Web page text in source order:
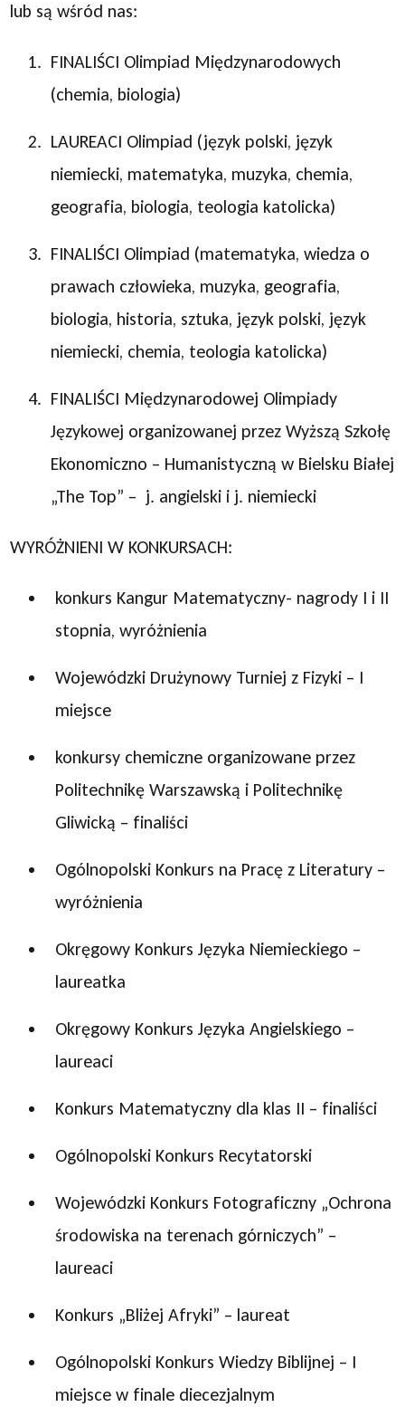
lub są wśród nas:
FINALIŚCI Olimpiad Międzynarodowych
(chemia, biologia)
LAUREACI Olimpiad (język polski, język
niemiecki, matematyka, muzyka, chemia,
geografia, biologia, teologia katolicka)
FINALIŚCI Olimpiad (matematyka, wiedza o
prawach człowieka, muzyka, geografia,
biologia, historia, sztuka, język polski, język
niemiecki, chemia, teologia katolicka)
FINALIŚCI Międzynarodowej Olimpiady
Językowej organizowanej przez Wyższą Szkołę
Ekonomiczno – Humanistyczną w Bielsku Białej
„The Top” – j. angielski i j. niemiecki
WYRÓŻNIENI W KONKURSACH:
konkurs Kangur Matematyczny- nagrody I i II
stopnia, wyróżnienia
Wojewódzki Drużynowy Turniej z Fizyki – I
miejsce
konkursy chemiczne organizowane przez
Politechnikę Warszawską i Politechnikę
Gliwicką – finaliści
Ogólnopolski Konkurs na Pracę z Literatury –
wyróżnienia
Okręgowy Konkurs Języka Niemieckiego –
laureatka
Okręgowy Konkurs Języka Angielskiego –
laureaci
Konkurs Matematyczny dla klas II – finaliści
Ogólnopolski Konkurs Recytatorski
Wojewódzki Konkurs Fotograficzny „Ochrona
środowiska na terenach górniczych” –
laureaci
Konkurs „Bliżej Afryki” – laureat
Ogólnopolski Konkurs Wiedzy Biblijnej – I
miejsce w finale diecezjalnym